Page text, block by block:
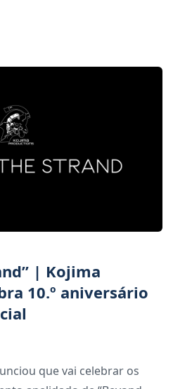
| Kojima
10.º aniversário
que vai celebrar os